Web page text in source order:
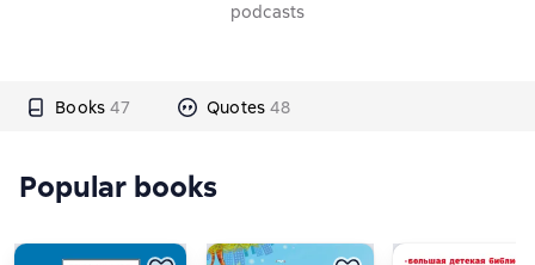
podcasts
Books 47 Quotes 48
Popular books